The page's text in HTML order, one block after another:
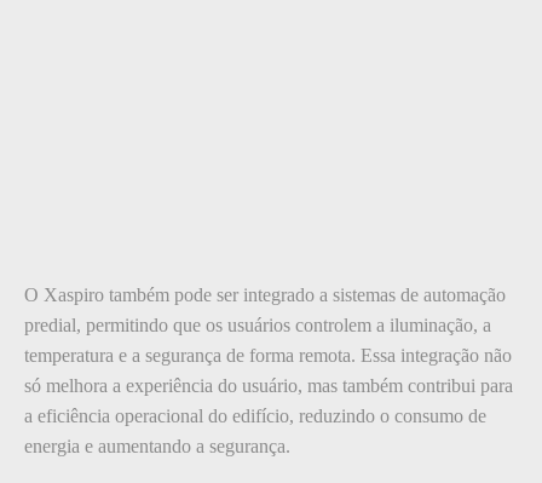
O Xaspiro também pode ser integrado a sistemas de automação
predial, permitindo que os usuários controlem a iluminação, a
temperatura e a segurança de forma remota. Essa integração não
só melhora a experiência do usuário, mas também contribui para
a eficiência operacional do edifício, reduzindo o consumo de
energia e aumentando a segurança.